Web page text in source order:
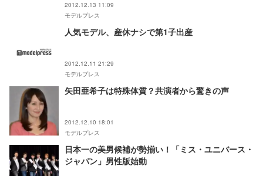
2012.12.13 11:09
モデルプレス
人気モデル、産休ナシで第1子出産
2012.12.11 21:29
モデルプレス
矢田亜希子は特殊体質？共演者から驚きの声
2012.12.10 18:01
モデルプレス
日本一の美男候補が勢揃い！「ミス・ユニバース・
ジャパン」男性版始動